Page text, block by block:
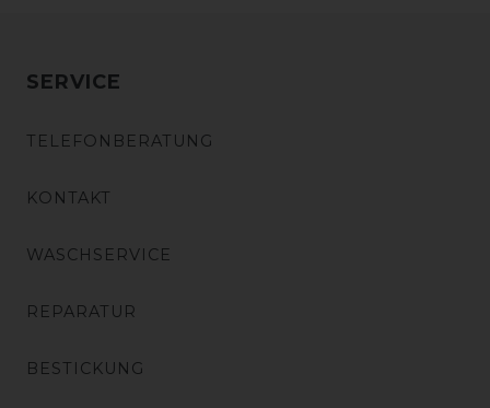
SERVICE
TELEFONBERATUNG
KONTAKT
WASCHSERVICE
REPARATUR
BESTICKUNG